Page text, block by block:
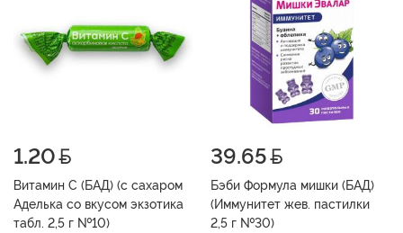
1.20
Витамин С (БАД) (с сахаром
Аделька со вкусом экзотика
табл. 2,5 г №10)
39.65
Бэби Формула мишки (БАД)
(Иммунитет жев. пастилки
2,5 г №30)